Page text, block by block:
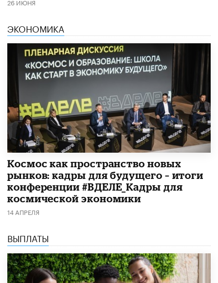
ЭКОНОМИКА
Космос как пространство новых
рынков: кадры для будущего – итоги
конференции #ВДЕЛЕ_Кадры для
космической экономики
14 АПРЕЛЯ
ВЫПЛАТЫ